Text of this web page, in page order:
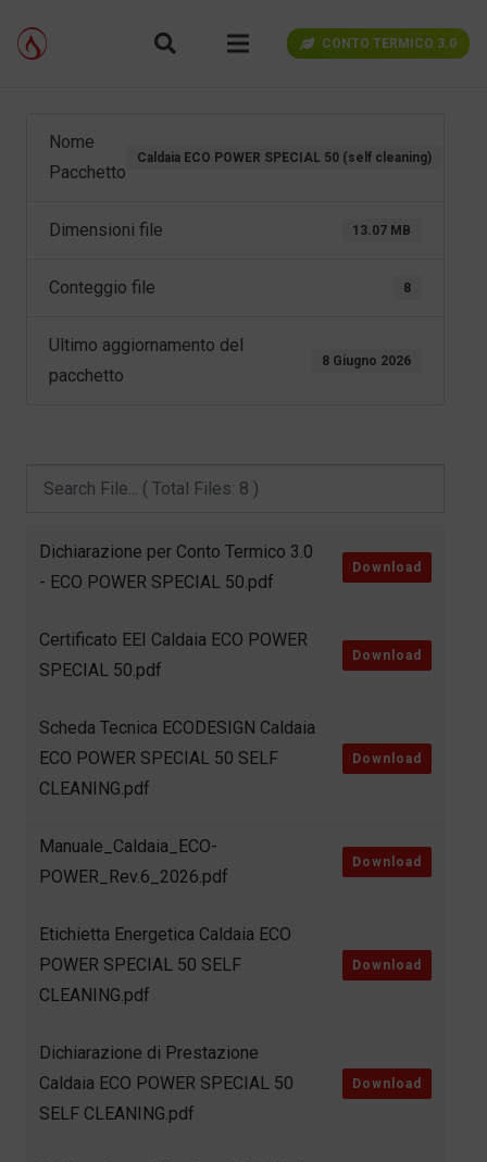
CONTO TERMICO 3.0
Nome
Pacchetto
Caldaia ECO POWER SPECIAL 50 (self cleaning)
Dimensioni file 13.07 MB
Conteggio file 8
Ultimo aggiornamento del
pacchetto
8 Giugno 2026
Dichiarazione per Conto Termico 3.0
- ECO POWER SPECIAL 50.pdf
Download
Certificato EEI Caldaia ECO POWER
SPECIAL 50.pdf
Download
Scheda Tecnica ECODESIGN Caldaia
ECO POWER SPECIAL 50 SELF
CLEANING.pdf
Download
Manuale_Caldaia_ECO-
POWER_Rev.6_2026.pdf
Download
Etichietta Energetica Caldaia ECO
POWER SPECIAL 50 SELF
CLEANING.pdf
Download
Dichiarazione di Prestazione
Caldaia ECO POWER SPECIAL 50
SELF CLEANING.pdf
Download